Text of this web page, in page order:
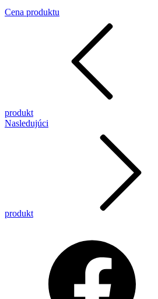
Cena produktu
produkt
Nasledujúci
produkt